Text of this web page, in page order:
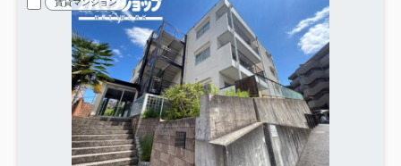
賃貸マンション